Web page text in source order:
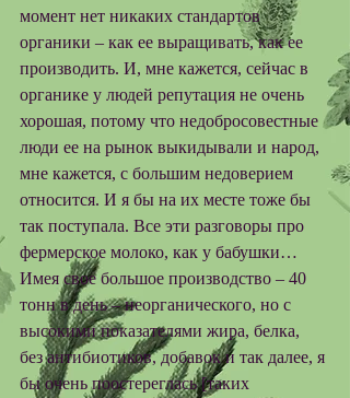
момент нет никаких стандартов
органики – как ее выращивать, как ее
производить. И, мне кажется, сейчас в
органике у людей репутация не очень
хорошая, потому что недобросовестные
люди ее на рынок выкидывали и народ,
мне кажется, с большим недоверием
относится. И я бы на их месте тоже бы
так поступала. Все эти разговоры про
фермерское молоко, как у бабушки…
Имея свое большое производство – 40
тонн в день – неорганического, но с
высокими показателями жира, белка,
без антибиотиков, добавок и так далее, я
бы очень поостереглась [таких